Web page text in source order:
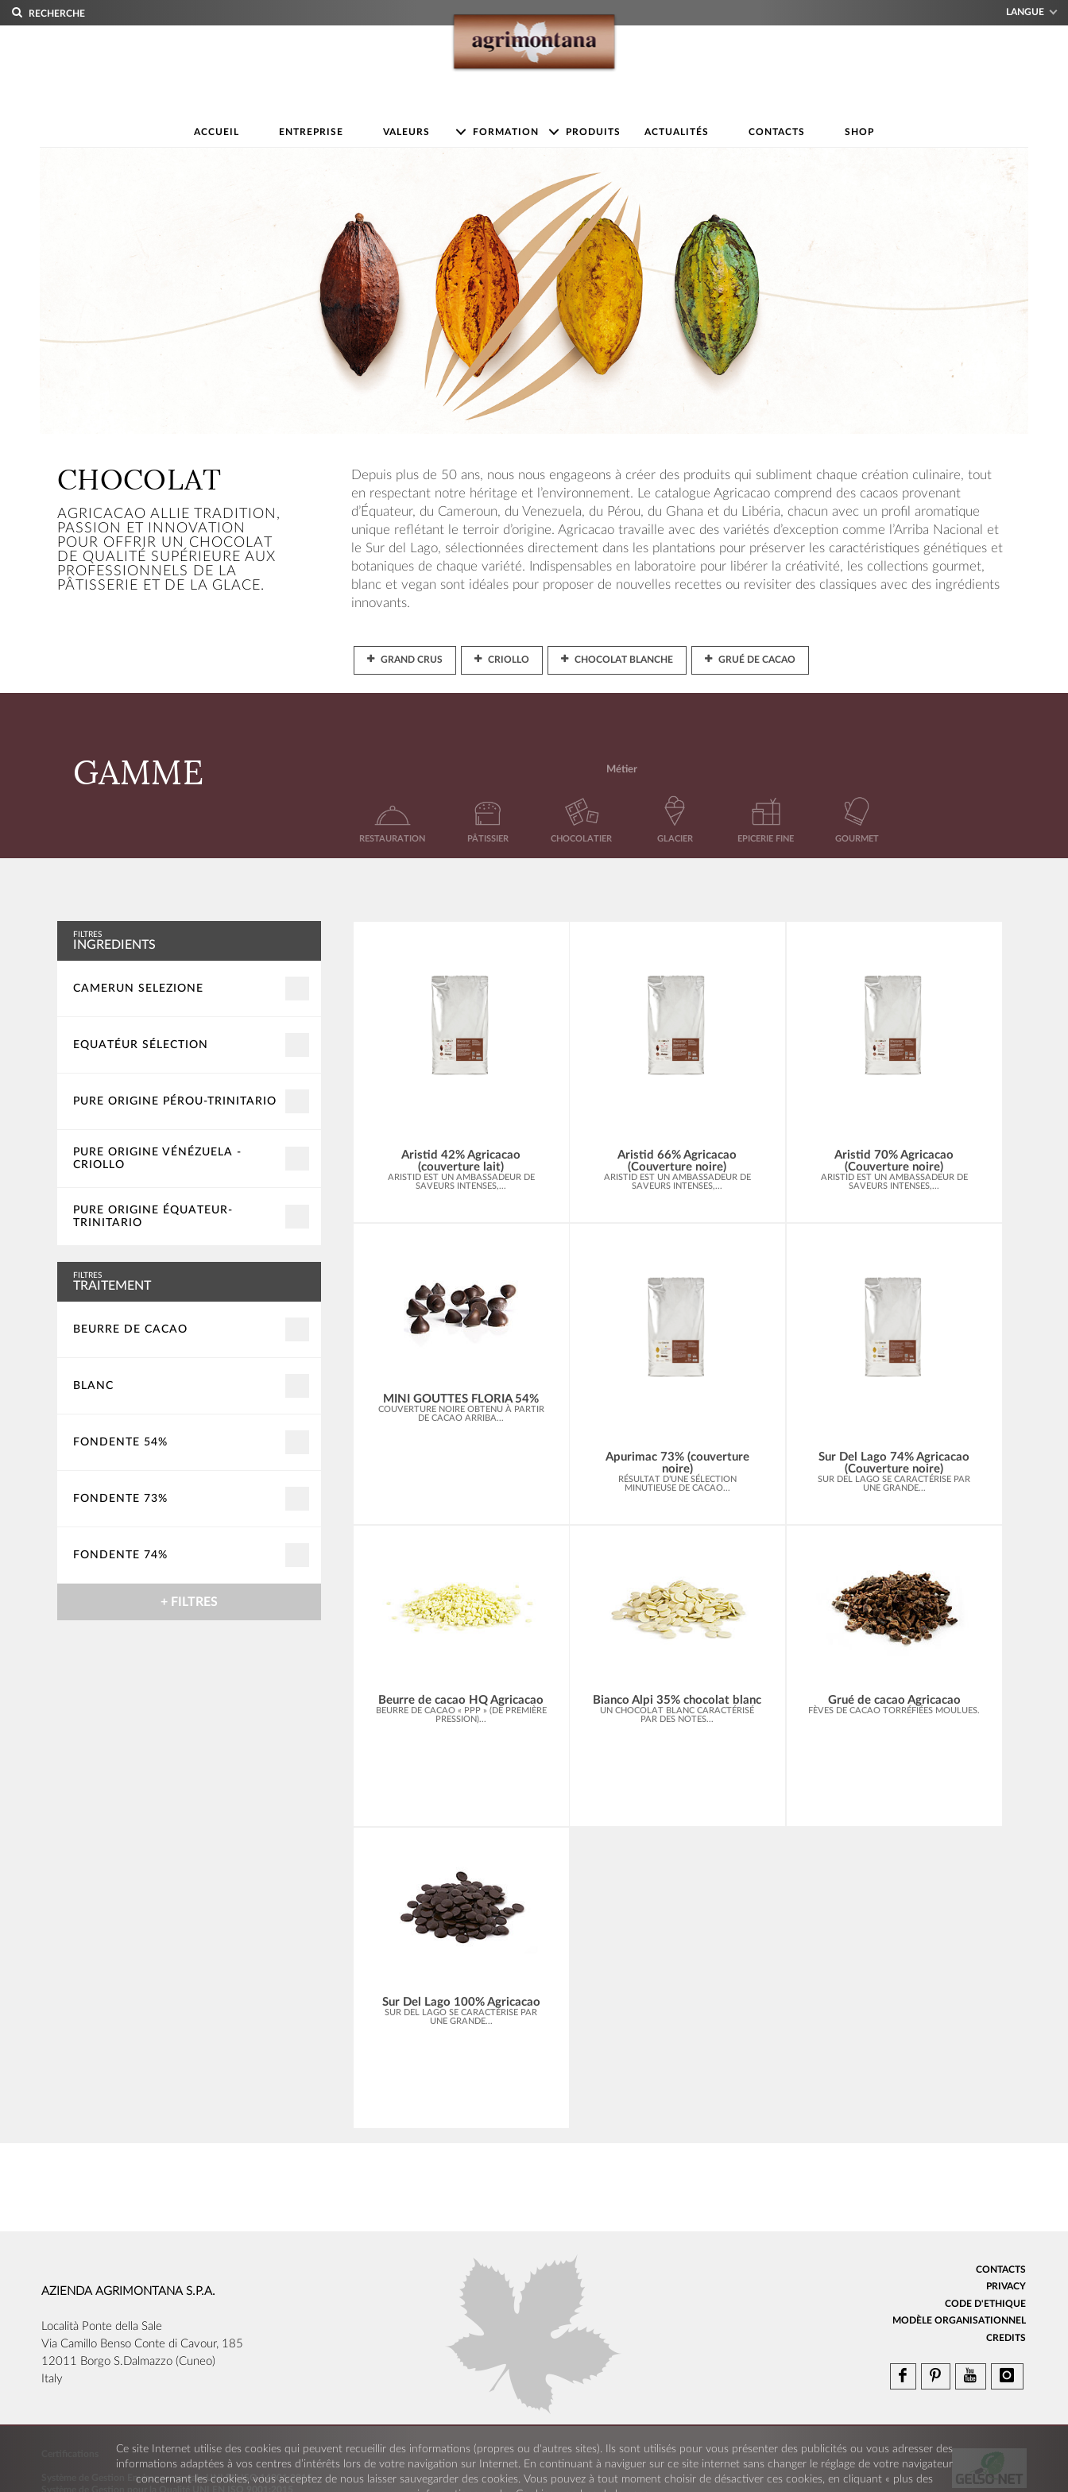
Ce site Internet utilise des cookies qui peuvent recueillir des informations (propres ou d'autres sites). Ils sont utilisés pour vous présenter des publicités ou vous adresser des
informations adaptées à vos centres d’intérêts lors de votre navigation sur Internet. En continuant à naviguer sur ce site internet sans changer le réglage de votre navigateur
concernant les cookies, vous acceptez de nous laisser sauvegarder des cookies. Vous pouvez à tout moment choisir de désactiver ces cookies, en cliquant « plus des
RECHERCHE LANGUE
ACCUEIL ENTREPRISE VALEURS FORMATION PRODUITS ACTUALITÉS CONTACTS SHOP
CHOCOLAT
AGRICACAO ALLIE TRADITION,
PASSION ET INNOVATION
POUR OFFRIR UN CHOCOLAT
DE QUALITÉ SUPÉRIEURE AUX
PROFESSIONNELS DE LA
PÂTISSERIE ET DE LA GLACE.
Depuis plus de 50 ans, nous nous engageons à créer des produits qui subliment chaque création culinaire, tout
en respectant notre héritage et l’environnement. Le catalogue Agricacao comprend des cacaos provenant
d’Équateur, du Cameroun, du Venezuela, du Pérou, du Ghana et du Libéria, chacun avec un profil aromatique
unique reflétant le terroir d’origine. Agricacao travaille avec des variétés d’exception comme l’Arriba Nacional et
le Sur del Lago, sélectionnées directement dans les plantations pour préserver les caractéristiques génétiques et
botaniques de chaque variété. Indispensables en laboratoire pour libérer la créativité, les collections gourmet,
blanc et vegan sont idéales pour proposer de nouvelles recettes ou revisiter des classiques avec des ingrédients
innovants.
GRAND CRUS CRIOLLO CHOCOLAT BLANCHE GRUÉ DE CACAO
GAMME Métier
RESTAURATION PÂTISSIER CHOCOLATIER GLACIER EPICERIE FINE GOURMET
FILTRES
INGREDIENTS
CAMERUN SELEZIONE
EQUATÉUR SÉLECTION
PURE ORIGINE PÉROU-TRINITARIO
PURE ORIGINE VÉNÉZUELA -
CRIOLLO
PURE ORIGINE ÉQUATEUR-
TRINITARIO
FILTRES
TRAITEMENT
BEURRE DE CACAO
BLANC
FONDENTE 54%
FONDENTE 73%
FONDENTE 74%
+ FILTRES
Aristid 42% Agricacao
(couverture lait)
ARISTID EST UN AMBASSADEUR DE
SAVEURS INTENSES,...
Aristid 66% Agricacao
(Couverture noire)
ARISTID EST UN AMBASSADEUR DE
SAVEURS INTENSES,...
Aristid 70% Agricacao
(Couverture noire)
ARISTID EST UN AMBASSADEUR DE
SAVEURS INTENSES,...
MINI GOUTTES FLORIA 54%
COUVERTURE NOIRE OBTENU À PARTIR
DE CACAO ARRIBA...
Apurimac 73% (couverture
noire)
RÉSULTAT D’UNE SÉLECTION
MINUTIEUSE DE CACAO...
Sur Del Lago 74% Agricacao
(Couverture noire)
SUR DEL LAGO SE CARACTÉRISE PAR
UNE GRANDE...
Beurre de cacao HQ Agricacao
BEURRE DE CACAO « PPP » (DE PREMIÈRE
PRESSION)...
Bianco Alpi 35% chocolat blanc
UN CHOCOLAT BLANC CARACTÉRISÉ
PAR DES NOTES...
Grué de cacao Agricacao
FÈVES DE CACAO TORRÉFIÉES MOULUES.
Sur Del Lago 100% Agricacao
SUR DEL LAGO SE CARACTÉRISE PAR
UNE GRANDE...
AZIENDA AGRIMONTANA S.P.A.
Località Ponte della Sale
Via Camillo Benso Conte di Cavour, 185
12011 Borgo S.Dalmazzo (Cuneo)
Italy
CONTACTS
PRIVACY
CODE D'ETHIQUE
MODÈLE ORGANISATIONNEL
CREDITS
Système de Gestion Environnementale UNI EN ISO 14001:2015